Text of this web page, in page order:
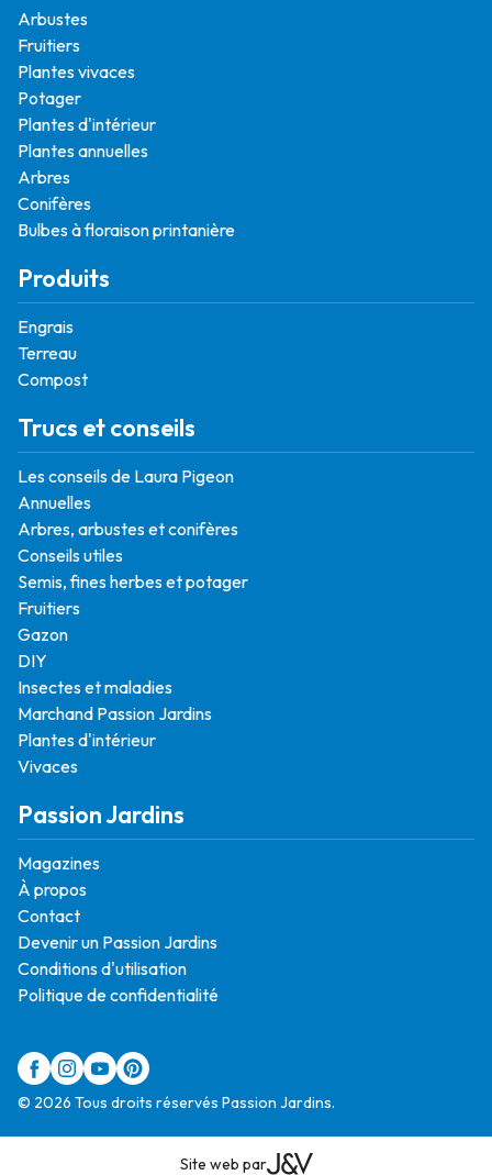
Arbustes
Fruitiers
Plantes vivaces
Potager
Plantes d'intérieur
Plantes annuelles
Arbres
Conifères
Bulbes à floraison printanière
Produits
Engrais
Terreau
Compost
Trucs et conseils
Les conseils de Laura Pigeon
Annuelles
Arbres, arbustes et conifères
Conseils utiles
Semis, fines herbes et potager
Fruitiers
Gazon
DIY
Insectes et maladies
Marchand Passion Jardins
Plantes d'intérieur
Vivaces
Passion Jardins
Magazines
À propos
Contact
Devenir un Passion Jardins
Conditions d'utilisation
Politique de confidentialité
© 2026 Tous droits réservés Passion Jardins.
Site web par